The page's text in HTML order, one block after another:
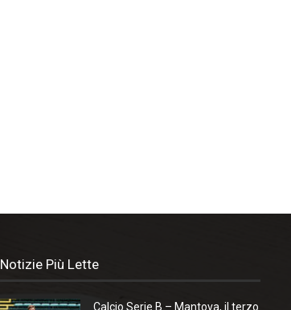
Notizie Più Lette
Calcio Serie B – Mantova, il terzo